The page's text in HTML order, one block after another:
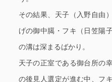
その結果、天子（入野自由
げの御中臈・フキ（日笠陽
の溝は深まるばかり。
天子の正室である御台所の
の後見人選定が進む中、フ